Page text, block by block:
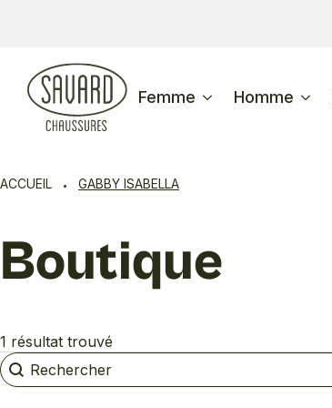
Femme Homme
ACCUEIL GABBY ISABELLA
Boutique
1 résultat trouvé
Rechercher
Rechercher